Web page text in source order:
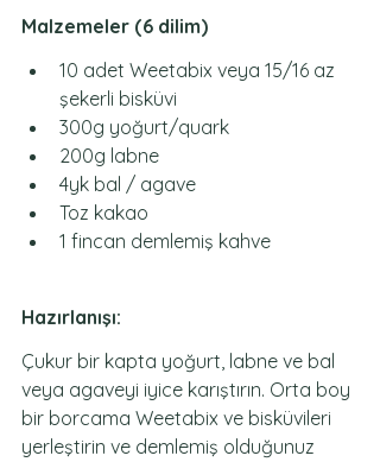
Malzemeler (6 dilim)
10 adet Weetabix veya 15/16 az
şekerli bisküvi
300g yoğurt/quark
200g labne
4yk bal / agave
Toz kakao
1 fincan demlemiş kahve
Hazırlanışı:
Çukur bir kapta yoğurt, labne ve bal
veya agaveyi iyice karıştırın. Orta boy
bir borcama Weetabix ve bisküvileri
yerleştirin ve demlemiş olduğunuz